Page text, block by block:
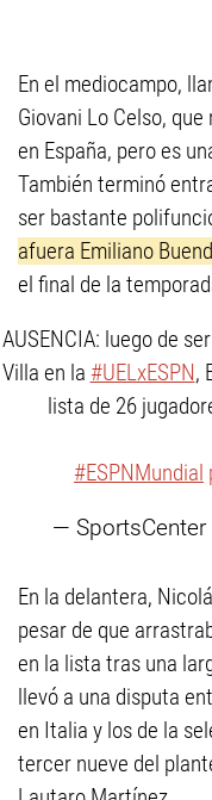
En el mediocampo,
Giovani Lo Celso,
en España, pero es
También terminó
ser bastante
afuera Emiliano
el final de la
AUSENCIA: luego de
Villa en la #UELxESPN,
lista de 26
#ESPNMundial
— SportsCenter
En la delantera,
pesar de que
en la lista tras una
llevó a una disputa
en Italia y los de la
tercer nueve del